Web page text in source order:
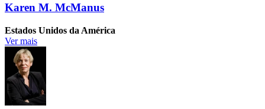
Karen M. McManus
Estados Unidos da América
Ver mais